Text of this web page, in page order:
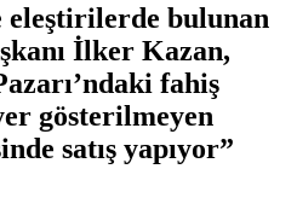
eleştirilerde bulunan
İlker Kazan,
fahiş
gösterilmeyen
satış yapıyor”